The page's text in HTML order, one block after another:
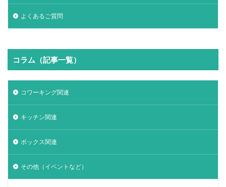
よくあるご質問
コラム（記事一覧）
コワーキング関連
キッチン関連
ボックス関連
その他（イベントなど）